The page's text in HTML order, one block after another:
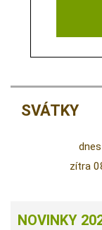
SVÁTKY
zítra
NOVINKY